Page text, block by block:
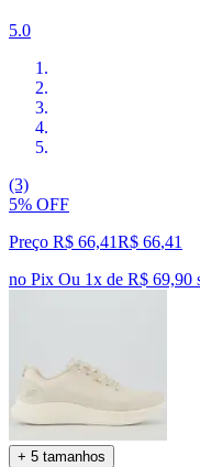
5.0
(3)
5% OFF
Preço R$ 66,41R$ 66,41
no Pix Ou 1x de R$ 69,90
+ 5 tamanhos